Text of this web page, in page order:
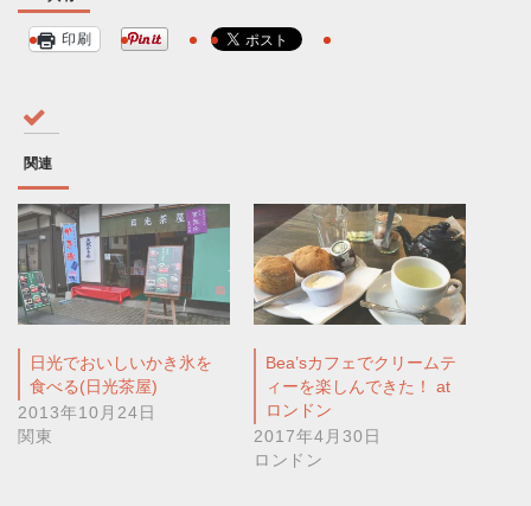
印刷
関連
日光でおいしいかき氷を
食べる(日光茶屋)
2013年10月24日
関東
Bea’sカフェでクリームテ
ィーを楽しんできた！ at
ロンドン
2017年4月30日
ロンドン